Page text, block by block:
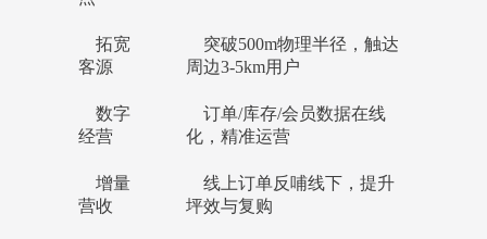
拓宽
客源
突破500m物理半径，触达
周边3-5km用户
数字
经营
订单/库存/会员数据在线
化，精准运营
增量
营收
线上订单反哺线下，提升
坪效与复购